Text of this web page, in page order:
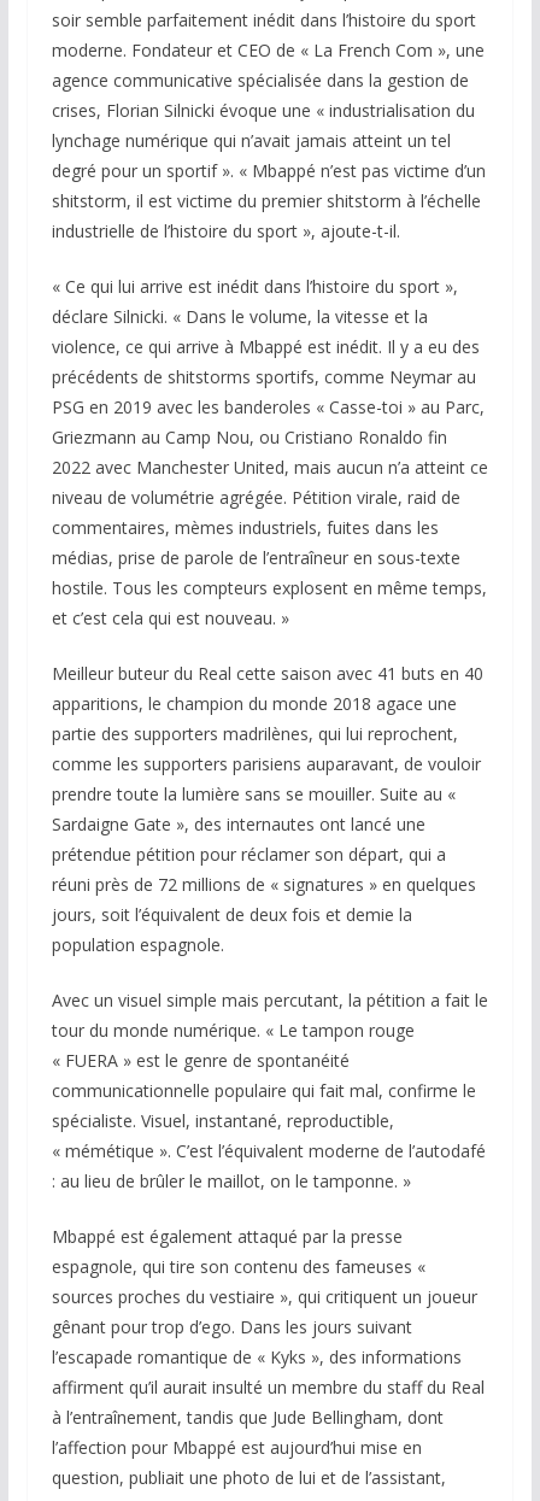
soir semble parfaitement inédit dans l’histoire du sport
moderne. Fondateur et CEO de « La French Com », une
agence communicative spécialisée dans la gestion de
crises, Florian Silnicki évoque une « industrialisation du
lynchage numérique qui n’avait jamais atteint un tel
degré pour un sportif ». « Mbappé n’est pas victime d’un
shitstorm, il est victime du premier shitstorm à l’échelle
industrielle de l’histoire du sport », ajoute-t-il.
« Ce qui lui arrive est inédit dans l’histoire du sport »,
déclare Silnicki. « Dans le volume, la vitesse et la
violence, ce qui arrive à Mbappé est inédit. Il y a eu des
précédents de shitstorms sportifs, comme Neymar au
PSG en 2019 avec les banderoles « Casse-toi » au Parc,
Griezmann au Camp Nou, ou Cristiano Ronaldo fin
2022 avec Manchester United, mais aucun n’a atteint ce
niveau de volumétrie agrégée. Pétition virale, raid de
commentaires, mèmes industriels, fuites dans les
médias, prise de parole de l’entraîneur en sous-texte
hostile. Tous les compteurs explosent en même temps,
et c’est cela qui est nouveau. »
Meilleur buteur du Real cette saison avec 41 buts en 40
apparitions, le champion du monde 2018 agace une
partie des supporters madrilènes, qui lui reprochent,
comme les supporters parisiens auparavant, de vouloir
prendre toute la lumière sans se mouiller. Suite au «
Sardaigne Gate », des internautes ont lancé une
prétendue pétition pour réclamer son départ, qui a
réuni près de 72 millions de « signatures » en quelques
jours, soit l’équivalent de deux fois et demie la
population espagnole.
Avec un visuel simple mais percutant, la pétition a fait le
tour du monde numérique. « Le tampon rouge
« FUERA » est le genre de spontanéité
communicationnelle populaire qui fait mal, confirme le
spécialiste. Visuel, instantané, reproductible,
« mémétique ». C’est l’équivalent moderne de l’autodafé
: au lieu de brûler le maillot, on le tamponne. »
Mbappé est également attaqué par la presse
espagnole, qui tire son contenu des fameuses «
sources proches du vestiaire », qui critiquent un joueur
gênant pour trop d’ego. Dans les jours suivant
l’escapade romantique de « Kyks », des informations
affirment qu’il aurait insulté un membre du staff du Real
à l’entraînement, tandis que Jude Bellingham, dont
l’affection pour Mbappé est aujourd’hui mise en
question, publiait une photo de lui et de l’assistant,